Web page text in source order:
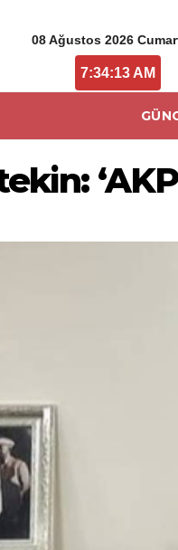
08 Ağustos 2026
7:34:13 AM